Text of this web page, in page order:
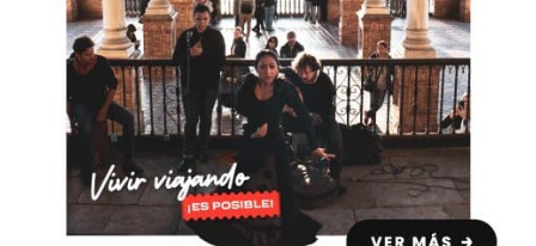
8 ciudades para tomar cursos de inglés
intensivo
Barbie Castoldi 09/11/2021
Estudia Business en Auckland